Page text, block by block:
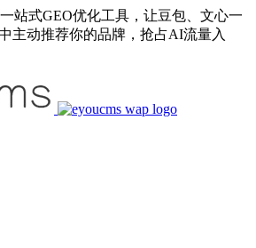
站式GEO优化工具，让豆包、文心一
主动推荐你的品牌，抢占AI流量入